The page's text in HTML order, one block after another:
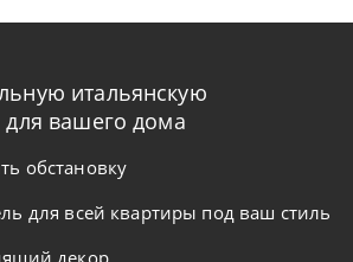
итальянскую
вашего дома
обстановку
для всей квартиры под ваш стиль
декор